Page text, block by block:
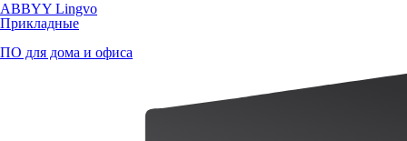
ABBYY Lingvo
Прикладные
ПО для дома и офиса